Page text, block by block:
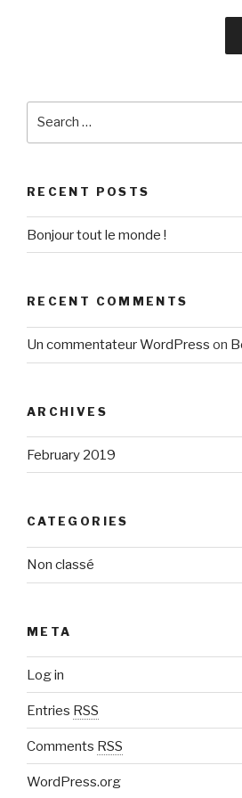
RECENT POSTS
Bonjour tout le monde !
RECENT COMMENTS
Un commentateur WordPress on
ARCHIVES
February 2019
CATEGORIES
Non classé
META
Log in
Entries RSS
Comments RSS
WordPress.org